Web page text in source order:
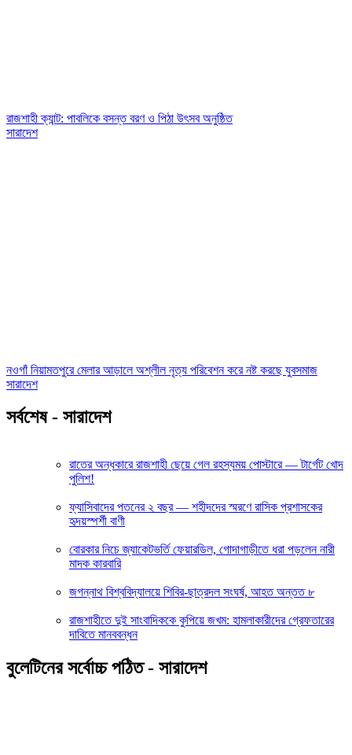
রাজশাহী ক্যান্ট: পাবলিকে বসন্ত বরণ ও পিঠা উৎসব অনুষ্ঠিত
সারাদেশ
নওগাঁ নিয়ামতপুরে মেলার আড়ালে অশ্লীল নৃত্য পরিবেশন করে নষ্ট করছে যুবসমাজ
সারাদেশ
সর্বশেষ - সারাদেশ
রাতের অন্ধকারে রাজশাহী ছেয়ে গেল রহস্যময় পোস্টারে — টার্গেট খোদ
পুলিশ!
ফ্যাসিবাদের পতনের ২ বছর — শহীদদের স্মরণে রাসিক প্রশাসকের
হৃদয়স্পর্শী বাণী
বোরকার নিচে জ্যাকেটভর্তি ফেয়ারডিল, গোদাগাড়ীতে ধরা পড়লেন নারী
মাদক কারবারি
জগন্নাথ বিশ্ববিদ্যালয়ে শিবির-ছাত্রদল সংঘর্ষ, আহত অন্তত ৮
রাজশাহীতে দুই সাংবাদিককে কুপিয়ে জখম: হামলাকারীদের গ্রেফতারের
দাবিতে মানববন্ধন
বুলেটিনের সর্বোচ্চ পঠিত - সারাদেশ